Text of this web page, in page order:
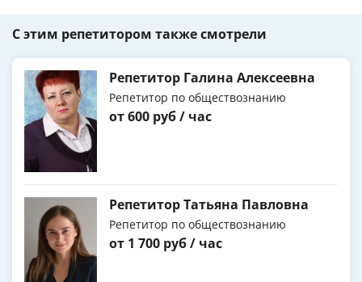
С этим репетитором также смотрели
Репетитор Галина Алексеевна
Репетитор по обществознанию
от 600 руб / час
Репетитор Татьяна Павловна
Репетитор по обществознанию
от 1 700 руб / час